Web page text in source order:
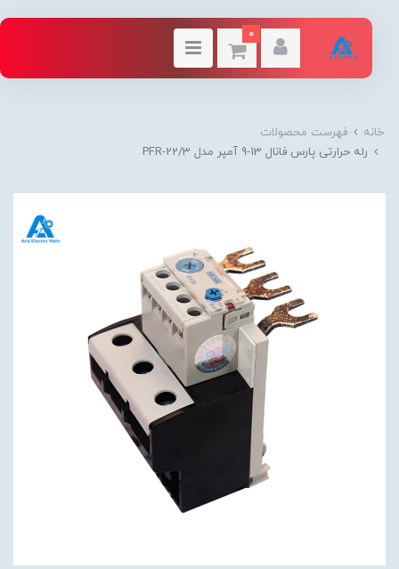
0
خانه
فهرست محصولات
رله حرارتی پارس فانال 13-9 آمپر مدل PFR-22/3